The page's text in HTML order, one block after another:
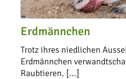
Erdmännchen
Trotz ihres niedlichen
Erdmännchen
Raubtieren. [...]